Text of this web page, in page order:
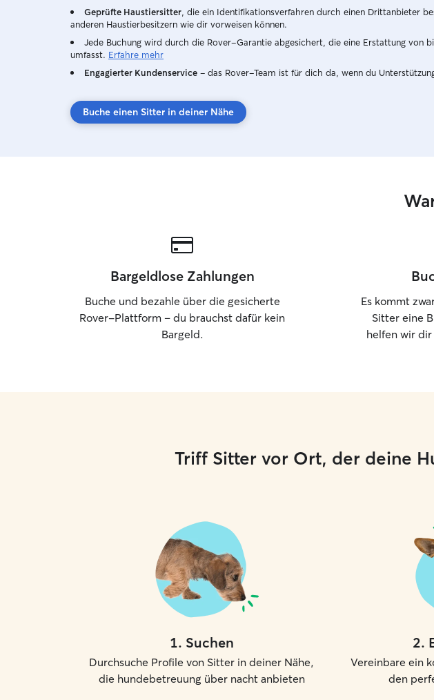
Geprüfte Haustiersitter , die ein Identifikationsverfahren durch einen Drittanbieter
anderen Haustierbesitzern wie dir vorweisen können.
Jede Buchung wird durch die Rover-Garantie abgesichert, die eine Erstattung von
umfasst. Erfahre mehr
Engagierter Kundenservice – das Rover-Team ist für dich da, wenn du
Buche einen Sitter in deiner Nähe
Bargeldlose Zahlungen
Buche und bezahle über die gesicherte
Rover-Plattform – du brauchst dafür kein
Bargeld.
Es kommt
Sitter eine
helfen wir
Triff Sitter vor Ort, der deine
1. Suchen
Durchsuche Profile von Sitter in deiner Nähe,
die hundebetreuung über nacht anbieten
2.
Vereinbare ein
den